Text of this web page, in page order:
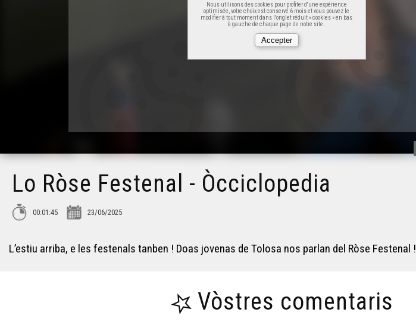
Nous utilisons des cookies pour profiter d'une expérience
optimisée, votre choix est conservé 6 mois et vous pouvez le
modifier à tout moment dans l'onglet réduit « cookies » en bas
à gauche de chaque page de notre site.
Lo Ròse Festenal - Òcciclopedia
00:01:45 23/06/2025
L’estiu arriba, e les festenals tanben ! Doas jovenas de Tolosa nos parlan del Ròse Festenal !
Vòstres comentaris